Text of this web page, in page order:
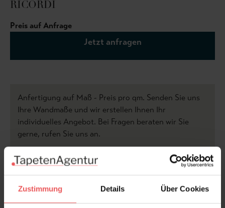
Zustimmung Details Über Cookies
RICORDI
Preis auf Anfrage
Jetzt anfragen
Anfertigung auf Maß - Preis pro qm. Senden Sie uns
Ihre Wandmaße und wir erstellen Ihnen Ihr
individuelles Angebot. Bei Fragen beraten wir Sie
gerne, rufen Sie uns an.
zur Kollektion Tecnografica >>